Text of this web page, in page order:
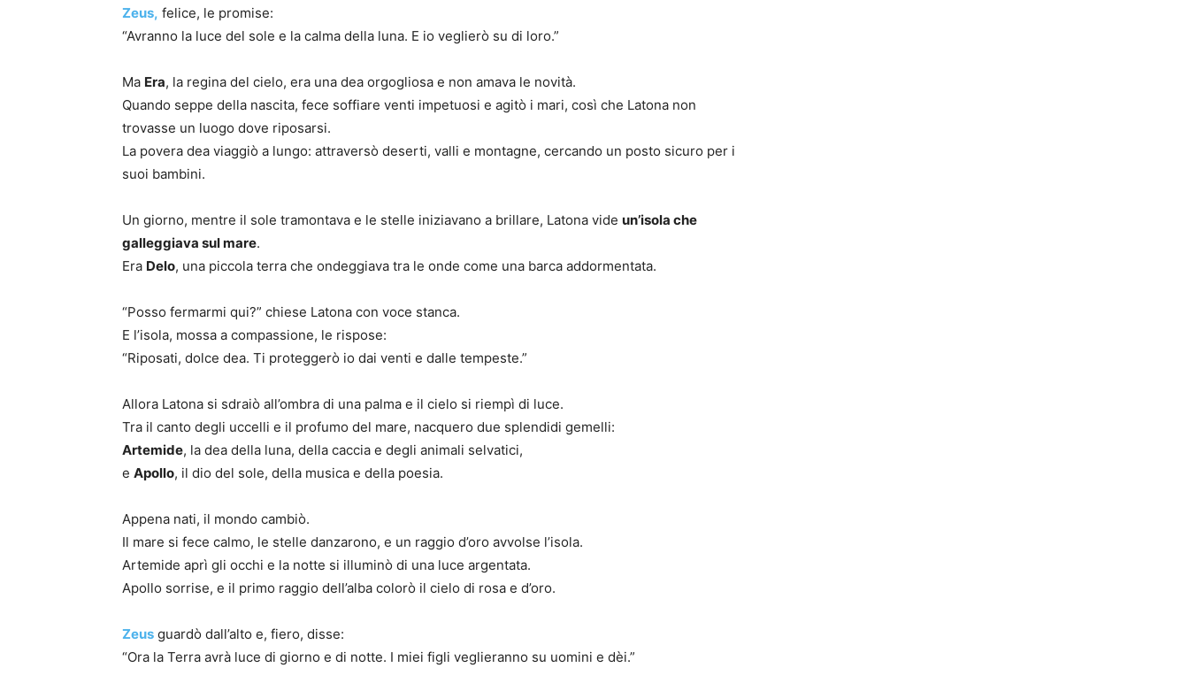
Zeus, felice, le promise:
“Avranno la luce del sole e la calma della luna. E io veglierò su di loro.”
Ma Era, la regina del cielo, era una dea orgogliosa e non amava le novità.
Quando seppe della nascita, fece soffiare venti impetuosi e agitò i mari, così che Latona non
trovasse un luogo dove riposarsi.
La povera dea viaggiò a lungo: attraversò deserti, valli e montagne, cercando un posto sicuro per i
suoi bambini.
Un giorno, mentre il sole tramontava e le stelle iniziavano a brillare, Latona vide un’isola che
galleggiava sul mare.
Era Delo, una piccola terra che ondeggiava tra le onde come una barca addormentata.
“Posso fermarmi qui?” chiese Latona con voce stanca.
E l’isola, mossa a compassione, le rispose:
“Riposati, dolce dea. Ti proteggerò io dai venti e dalle tempeste.”
Allora Latona si sdraiò all’ombra di una palma e il cielo si riempì di luce.
Tra il canto degli uccelli e il profumo del mare, nacquero due splendidi gemelli:
Artemide, la dea della luna, della caccia e degli animali selvatici,
e Apollo, il dio del sole, della musica e della poesia.
Appena nati, il mondo cambiò.
Il mare si fece calmo, le stelle danzarono, e un raggio d’oro avvolse l’isola.
Artemide aprì gli occhi e la notte si illuminò di una luce argentata.
Apollo sorrise, e il primo raggio dell’alba colorò il cielo di rosa e d’oro.
Zeus guardò dall’alto e, fiero, disse:
“Ora la Terra avrà luce di giorno e di notte. I miei figli veglieranno su uomini e dèi.”